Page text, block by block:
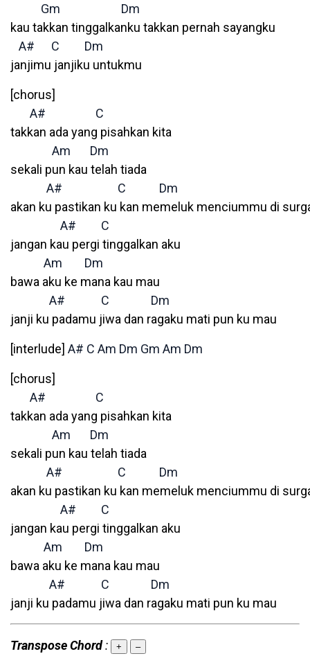
Gm
Dm
kau takkan tinggalkanku takkan pernah sayangku
A#
C
Dm
janjimu janjiku untukmu
[chorus]
A#
C
takkan ada yang pisahkan kita
Am
Dm
sekali pun kau telah tiada
A#
C
Dm
akan ku pastikan ku kan memeluk menciummu di
A#
C
jangan kau pergi tinggalkan aku
Am
Dm
bawa aku ke mana kau mau
A#
C
Dm
janji ku padamu jiwa dan ragaku mati pun ku mau
[interlude] A# C Am Dm Gm Am Dm
[chorus]
A#
C
takkan ada yang pisahkan kita
Am
Dm
sekali pun kau telah tiada
A#
C
Dm
akan ku pastikan ku kan memeluk menciummu di
A#
C
jangan kau pergi tinggalkan aku
Am
Dm
bawa aku ke mana kau mau
A#
C
Dm
janji ku padamu jiwa dan ragaku mati pun ku mau
Transpose Chord: + –